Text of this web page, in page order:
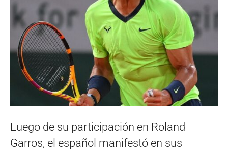
Luego de su participación en Roland
Garros, el español manifestó en sus